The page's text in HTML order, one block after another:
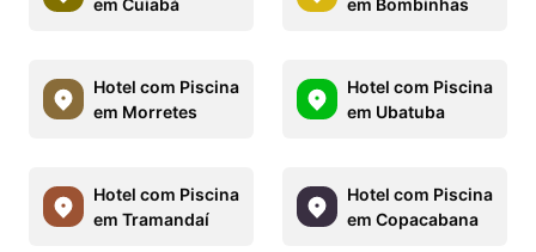
Hotel com Piscina
em Morretes
Hotel com Piscina
em Ubatuba
Hotel com Piscina
em Tramandaí
Hotel com Piscina
em Copacabana